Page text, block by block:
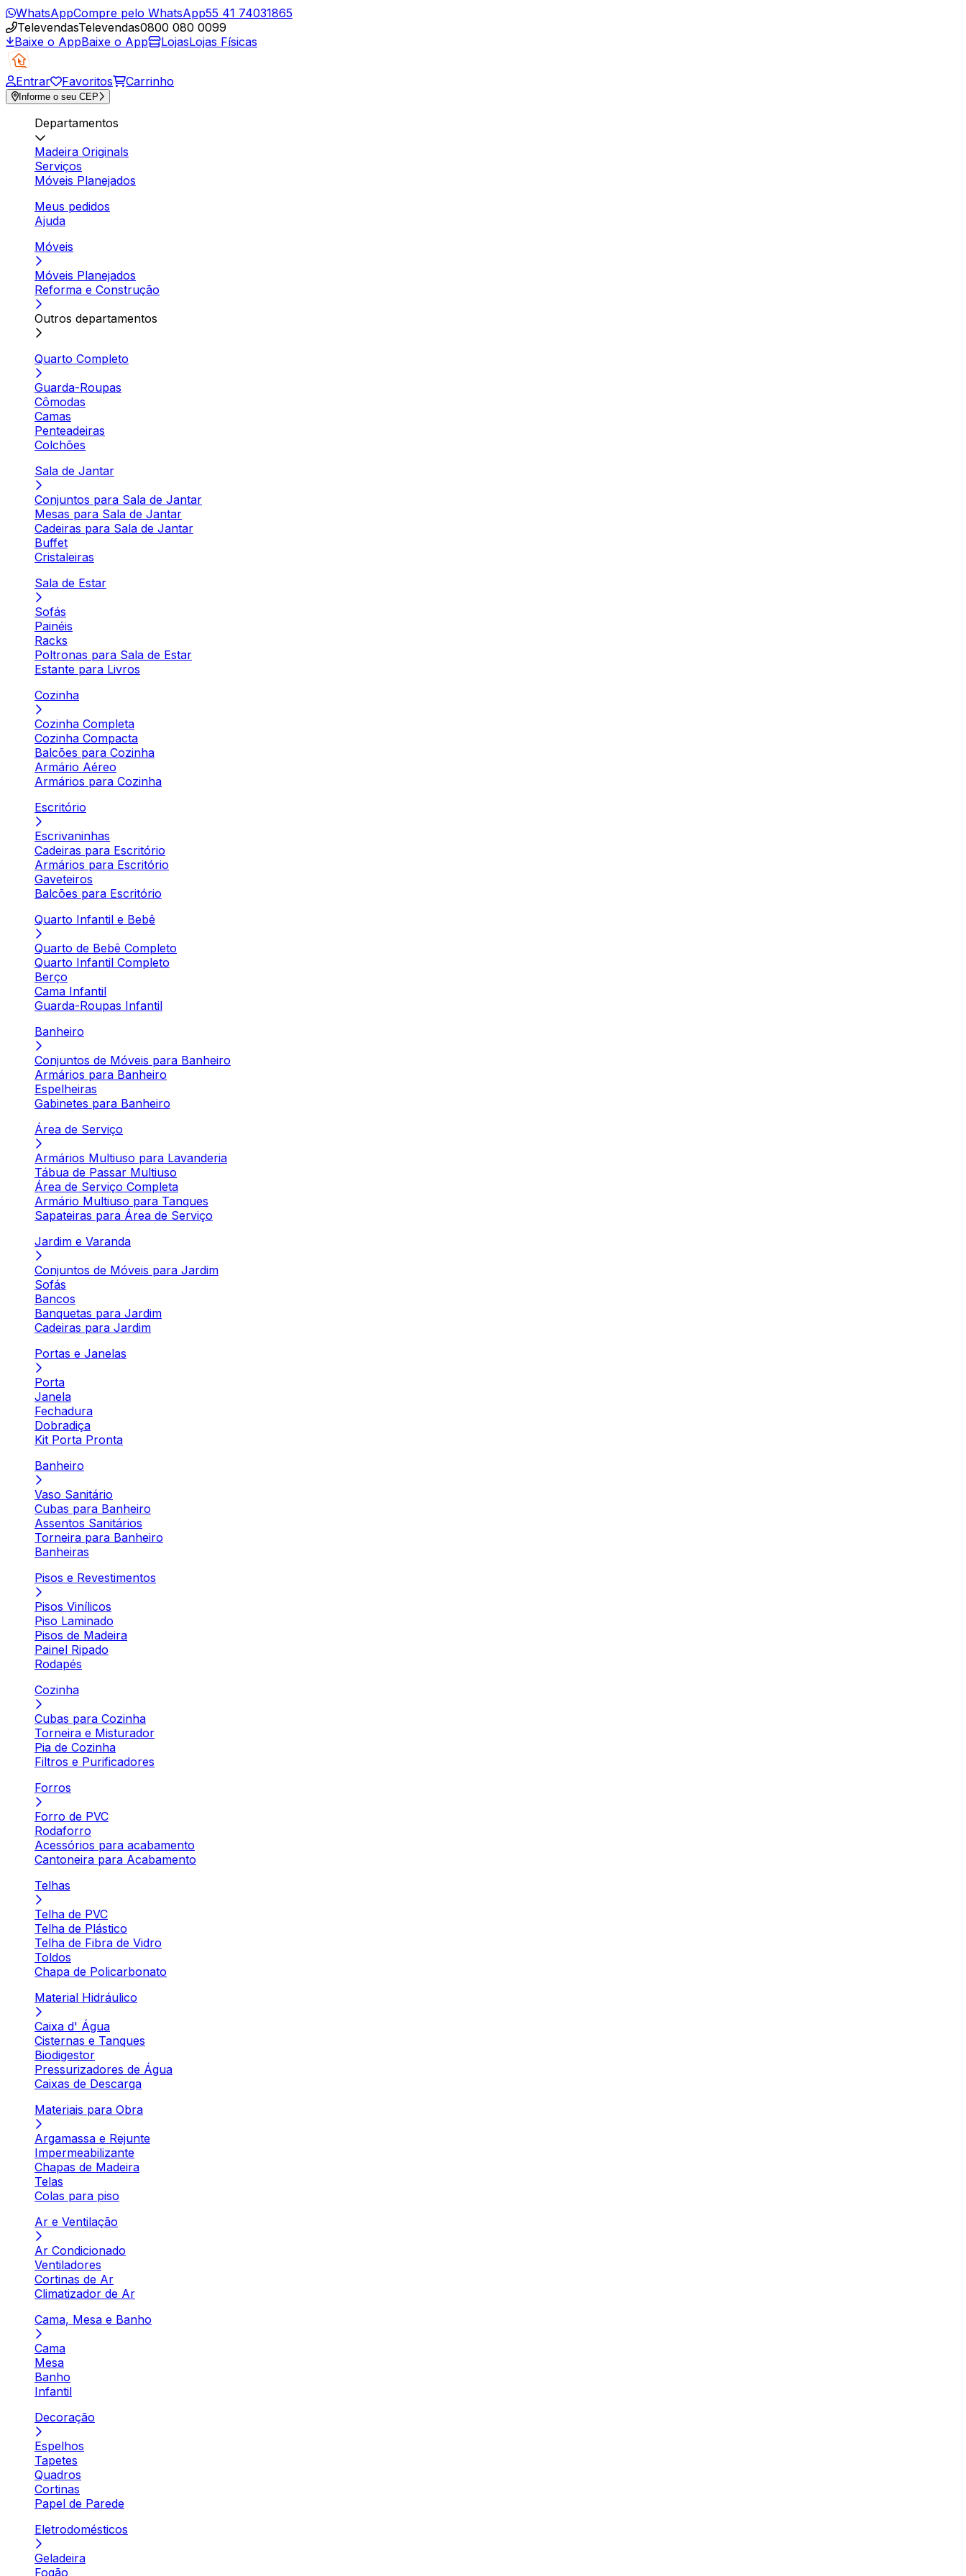
WhatsAppCompre pelo WhatsApp55 41 74031865
TelevendasTelevendas0800 080 0099
Baixe o AppBaixe o App LojasLojas Físicas
Entrar Favoritos Carrinho
Informe o seu CEP
Departamentos
Madeira Originals
Serviços
Móveis Planejados
Meus pedidos
Ajuda
Móveis
Móveis Planejados
Reforma e Construção
Outros departamentos
Quarto Completo
Guarda-Roupas
Cômodas
Camas
Penteadeiras
Colchões
Sala de Jantar
Conjuntos para Sala de Jantar
Mesas para Sala de Jantar
Cadeiras para Sala de Jantar
Buffet
Cristaleiras
Sala de Estar
Sofás
Painéis
Racks
Poltronas para Sala de Estar
Estante para Livros
Cozinha
Cozinha Completa
Cozinha Compacta
Balcões para Cozinha
Armário Aéreo
Armários para Cozinha
Escritório
Escrivaninhas
Cadeiras para Escritório
Armários para Escritório
Gaveteiros
Balcões para Escritório
Quarto Infantil e Bebê
Quarto de Bebê Completo
Quarto Infantil Completo
Berço
Cama Infantil
Guarda-Roupas Infantil
Banheiro
Conjuntos de Móveis para Banheiro
Armários para Banheiro
Espelheiras
Gabinetes para Banheiro
Área de Serviço
Armários Multiuso para Lavanderia
Tábua de Passar Multiuso
Área de Serviço Completa
Armário Multiuso para Tanques
Sapateiras para Área de Serviço
Jardim e Varanda
Conjuntos de Móveis para Jardim
Sofás
Bancos
Banquetas para Jardim
Cadeiras para Jardim
Portas e Janelas
Porta
Janela
Fechadura
Dobradiça
Kit Porta Pronta
Banheiro
Vaso Sanitário
Cubas para Banheiro
Assentos Sanitários
Torneira para Banheiro
Banheiras
Pisos e Revestimentos
Pisos Vinílicos
Piso Laminado
Pisos de Madeira
Painel Ripado
Rodapés
Cozinha
Cubas para Cozinha
Torneira e Misturador
Pia de Cozinha
Filtros e Purificadores
Forros
Forro de PVC
Rodaforro
Acessórios para acabamento
Cantoneira para Acabamento
Telhas
Telha de PVC
Telha de Plástico
Telha de Fibra de Vidro
Toldos
Chapa de Policarbonato
Material Hidráulico
Caixa d' Água
Cisternas e Tanques
Biodigestor
Pressurizadores de Água
Caixas de Descarga
Materiais para Obra
Argamassa e Rejunte
Impermeabilizante
Chapas de Madeira
Telas
Colas para piso
Ar e Ventilação
Ar Condicionado
Ventiladores
Cortinas de Ar
Climatizador de Ar
Cama, Mesa e Banho
Cama
Mesa
Banho
Infantil
Decoração
Espelhos
Tapetes
Quadros
Cortinas
Papel de Parede
Eletrodomésticos
Geladeira
Fogão